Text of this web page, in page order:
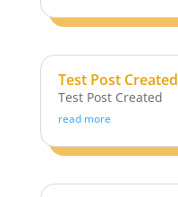
Test Post Created
Test Post Created
read more